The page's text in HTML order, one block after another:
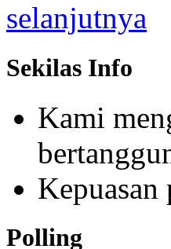
selanjutnya
Sekilas Info
Kami
Polling